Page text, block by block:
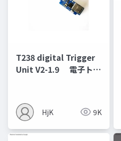
T238 digital Trigger
Unit V2-1.9 電子トリ
ュアル
HjK 9K